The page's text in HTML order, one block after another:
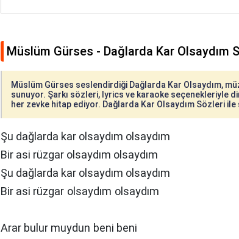
Müslüm Gürses - Dağlarda Kar Olsaydım
Müslüm Gürses seslendirdiği Dağlarda Kar Olsaydım,
sunuyor. Şarkı sözleri, lyrics ve karaoke seçenekleriyle
her zevke hitap ediyor. Dağlarda Kar Olsaydım Sözleri
Şu dağlarda kar olsaydım olsaydım
Bir asi rüzgar olsaydım olsaydım
Şu dağlarda kar olsaydım olsaydım
Bir asi rüzgar olsaydım olsaydım
Arar bulur muydun beni beni